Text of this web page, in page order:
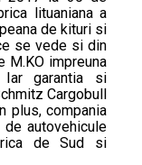
lituaniana a
de kituri si
se vede si din
M.KO impreuna
Iar garantia si
Cargobull
plus, compania
autovehicule
de Sud si